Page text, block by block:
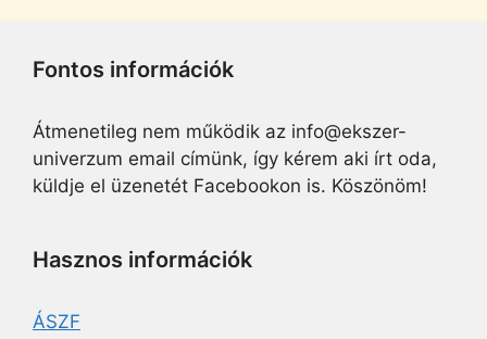
Fontos információk
Átmenetileg nem működik az info@ekszer-
univerzum email címünk, így kérem aki írt oda,
küldje el üzenetét Facebookon is. Köszönöm!
Hasznos információk
ÁSZF